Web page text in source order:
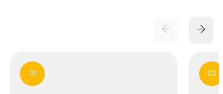
01 02